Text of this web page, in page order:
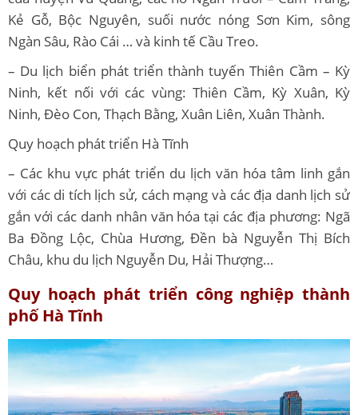
Kẻ Gỗ, Bộc Nguyên, suối nước nóng Sơn Kim, sông
Ngàn Sâu, Rào Cái … và kinh tế Cầu Treo.
– Du lịch biển phát triển thành tuyến Thiên Cầm – Kỳ
Ninh, kết nối với các vùng: Thiên Cầm, Kỳ Xuân, Kỳ
Ninh, Đèo Con, Thạch Bằng, Xuân Liên, Xuân Thành.
Quy hoạch phát triển Hà Tĩnh
– Các khu vực phát triển du lịch văn hóa tâm linh gắn
với các di tích lịch sử, cách mạng và các địa danh lịch sử
gắn với các danh nhân văn hóa tại các địa phương: Ngã
Ba Đồng Lộc, Chùa Hương, Đền bà Nguyễn Thị Bích
Châu, khu du lịch Nguyễn Du, Hải Thượng…
Quy hoạch phát triển công nghiệp thành
phố Hà Tĩnh